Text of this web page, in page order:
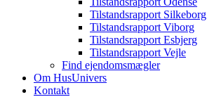
Tilstandsrapport Silkeborg
Tilstandsrapport Viborg
Tilstandsrapport Esbjerg
Tilstandsrapport Vejle
Find ejendomsmægler
Om HusUnivers
Kontakt